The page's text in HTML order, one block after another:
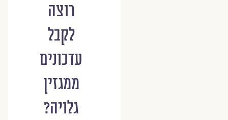
רוצה
לקבל
עדכונים
ממגזין
גלויה?